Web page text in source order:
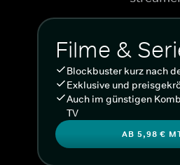
Filme &
Blockbuster kurz nach
Exklusive und
Auch im günstigen
TV
AB 5,98 €